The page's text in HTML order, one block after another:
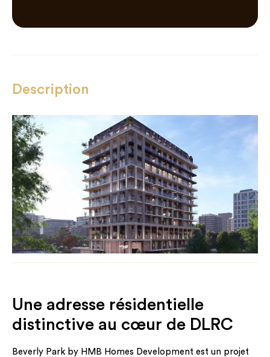
Description
Une adresse résidentielle
distinctive au cœur de DLRC
Beverly Park by HMB Homes Development est un projet